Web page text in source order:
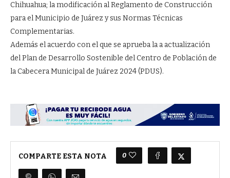
Chihuahua; la modificación al Reglamento de Construcción
para el Municipio de Juárez y sus Normas Técnicas
Complementarias.
Además el acuerdo con el que se aprueba la a actualización
del Plan de Desarrollo Sostenible del Centro de Población de
la Cabecera Municipal de Juárez 2024 (PDUS).
COMPARTE ESTA NOTA 0